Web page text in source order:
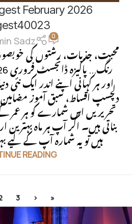
MONTHLY DIGEST
February 2026
Sadz 0
محبت، جذبات، رشتوں کی
اور ہر کہانی اپنے اندر ایک
دلچسپ اقساط، سبق آموز مضامین
تحریریں اس شمارے کو ہر عمر
بناتی ہیں۔ اگر آپ ہر ماہ بہترین
ہیں تو یہ شمارہ آپ کے لیے
READING
3 › »